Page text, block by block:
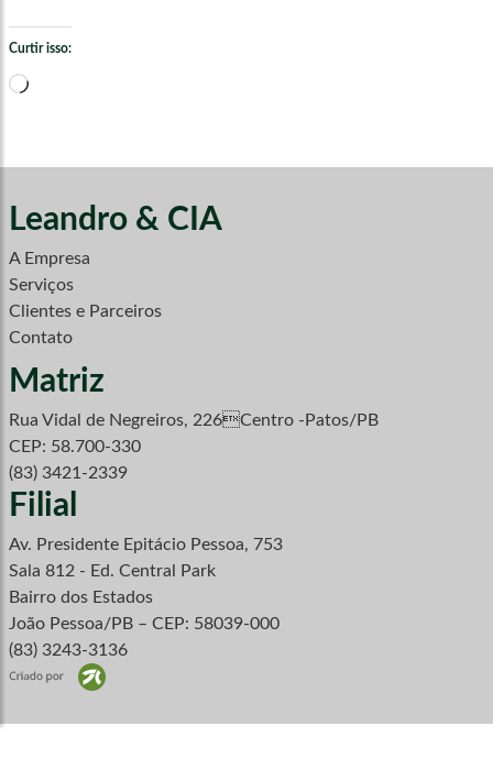
Curtir isso:
Carregando...
Leandro & CIA
A Empresa
Serviços
Clientes e Parceiros
Contato
Matriz
Rua Vidal de Negreiros, 226Centro -Patos/PB
CEP: 58.700-330
(83) 3421-2339
Filial
Av. Presidente Epitácio Pessoa, 753
Sala 812 - Ed. Central Park
Bairro dos Estados
João Pessoa/PB – CEP: 58039-000
(83) 3243-3136